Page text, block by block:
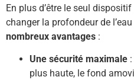
En plus d’être le seul
changer la profondeur de
nombreux avantages :
Une sécurité maximale
plus haute, le fond